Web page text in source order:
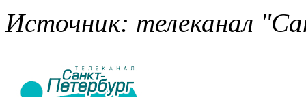
Источник: телеканал